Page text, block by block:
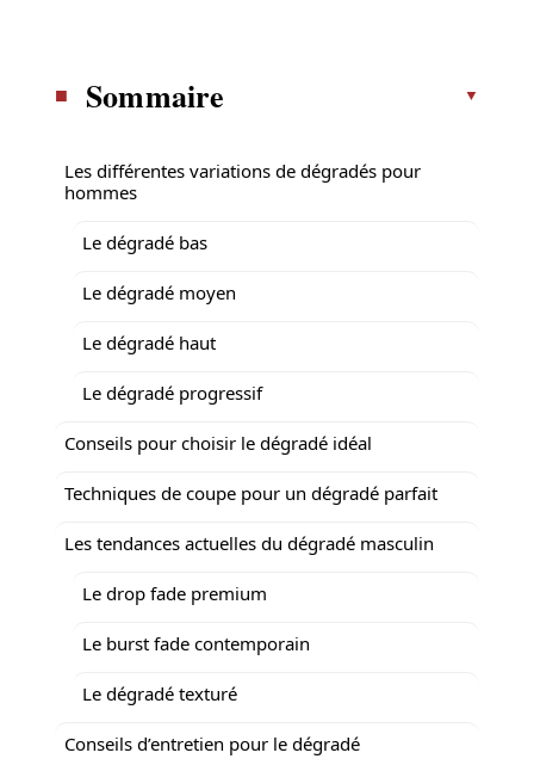
Sommaire
Les différentes variations de dégradés pour
hommes
Le dégradé bas
Le dégradé moyen
Le dégradé haut
Le dégradé progressif
Conseils pour choisir le dégradé idéal
Techniques de coupe pour un dégradé parfait
Les tendances actuelles du dégradé masculin
Le drop fade premium
Le burst fade contemporain
Le dégradé texturé
Conseils d’entretien pour le dégradé